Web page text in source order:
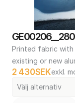
Printed fabric
existing or new
2 430SEKexkl.
Välj alternativ